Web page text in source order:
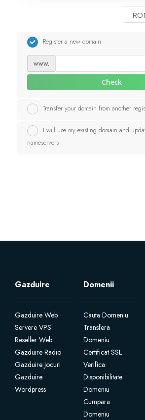
Licente cPanel WHM
Licente WHMCS
Licente WHMSonic
Licente cPanel WHM / WHMSonic
SSL Certificates
E-mail Services
Website Security
Professional Email
Website Backup
Register a new domain
www.
Check
Transfer your domain from another
I will use my existing domain and
nameservers
Gazduire
Gazduire Web
Servere VPS
Reseller Web
Gazduire Radio
Gazduire Jocuri
Gazduire
Wordpress
Domenii
Cauta Domeniu
Transfera
Domeniu
Certificat SSL
Verifica
Disponibilitate
Domeniu
Cumpara
Domeniu